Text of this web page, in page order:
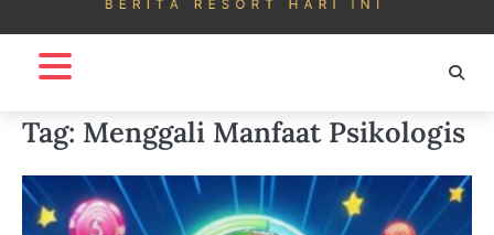
Tag: Menggali Manfaat Psikologis